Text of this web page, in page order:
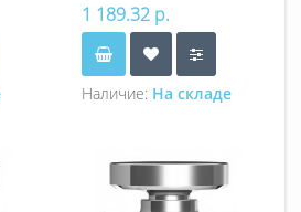
1 189.32 р.
Наличие: На складе